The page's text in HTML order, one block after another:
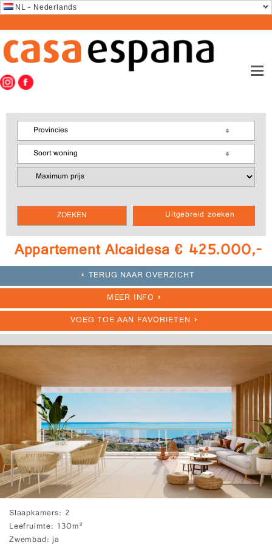
NL - Nederlands
Uitgebreid zoeken
Provincies
Soort woning
Appartement Alcaidesa € 425.000,-
TERUG NAAR OVERZICHT
MEER INFO
VOEG TOE AAN FAVORIETEN
Slaapkamers 2
Leefruimte 130m²
Zwembad ja